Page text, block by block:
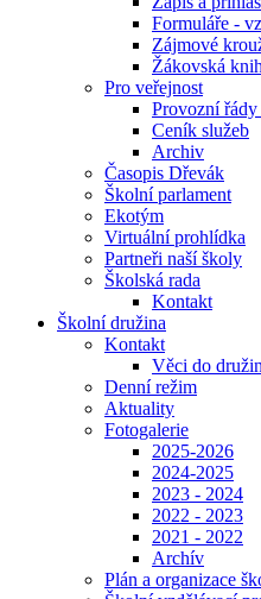
Formuláře -
Zájmové
Žákovská
Pro veřejnost
Provozní
Ceník služeb
Archiv
Časopis Dřevák
Školní parlament
Ekotým
Virtuální prohlídka
Partneři naší školy
Školská rada
Kontakt
Školní družina
Kontakt
Věci do
Denní režim
Aktuality
Fotogalerie
2025-2026
2024-2025
2023 - 2024
2022 - 2023
2021 - 2022
Archív
Plán a organizace